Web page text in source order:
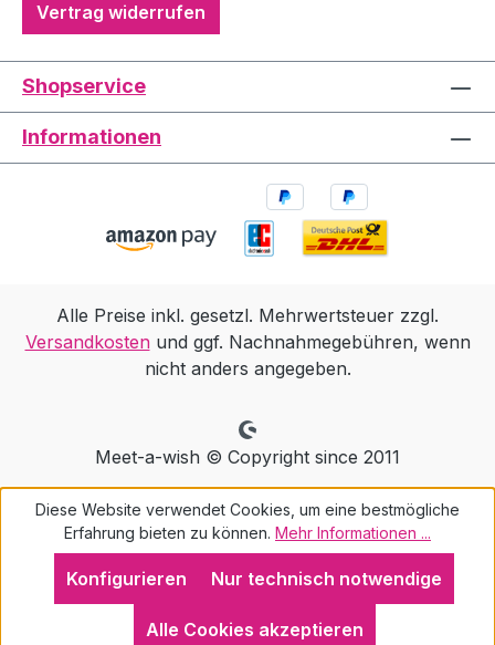
Vertrag widerrufen
Shopservice
Informationen
Alle Preise inkl. gesetzl. Mehrwertsteuer zzgl.
Versandkostenund ggf. Nachnahmegebühren, wenn
nicht anders angegeben.
Meet-a-wish © Copyright since 2011
Diese Website verwendet Cookies, um eine bestmögliche
Erfahrung bieten zu können. Mehr Informationen ...
Nur technisch notwendige
Konfigurieren
Alle Cookies akzeptieren